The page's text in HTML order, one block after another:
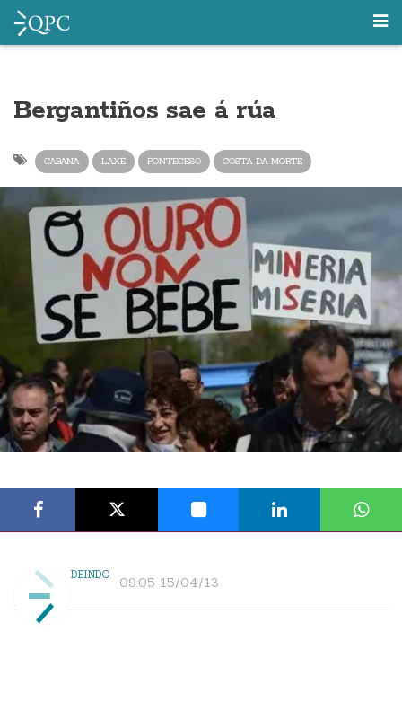
Bergantiños sae á rúa
CABANA LAXE PONTECESO COSTA DA MORTE
DEINDO 09:05 15/04/13